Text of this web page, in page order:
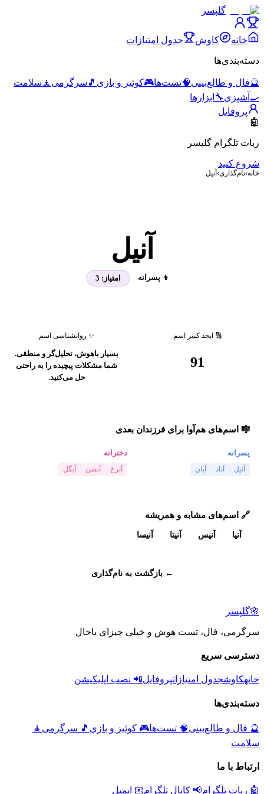
گلپسر
خانه کاوش جدول امتیازات
دسته‌بندی‌ها
🔮فال و طالع‌بینی🧠تست‌ها🎮کوئیز و بازی 🎵 سرگرمی 🧘 سلامت
🍳 آشپزی🔧 ابزارها
پروفایل
🤖
ربات تلگرام گلپسر
شروع کنید
خانه›نام‌گذاری› آنیل
آنیل
👦 پسرانه امتیاز: 3
🔢 ابجد کبیر اسم
91
✨ روانشناسی اسم
بسیار باهوش، تحلیل‌گر و منطقی.
شما مشکلات پیچیده را به راحتی
حل می‌کنید.
🎼 اسم‌های هم‌آوا برای فرزندان بعدی
پسرانه
آئیل آباد آبان
دخترانه
آبرخ آبشن آبگل
🔗 اسم‌های مشابه و همریشه
آنیا آنیس آنیتا آنیسا
← بازگشت به نام‌گذاری
🌸گلپسر
سرگرمی، فال، تست هوش و خیلی چیزای باحال
دسترسی سریع
خانهکاوشجدول امتیازاتپروفایل📲 نصب اپلیکیشن
دسته‌بندی‌ها
🔮 فال و طالع‌بینی🧠 تست‌ها🎮 کوئیز و بازی 🎵 سرگرمی 🧘
سلامت
ارتباط با ما
🤖 ربات تلگرام📢 کانال تلگرام📧 ایمیل